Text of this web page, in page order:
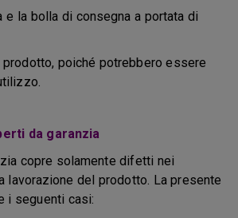
e la bolla di consegna a portata di
poiché potrebbero essere
da garanzia
copre solamente difetti nei
lavorazione del prodotto. La presente
i seguenti casi: